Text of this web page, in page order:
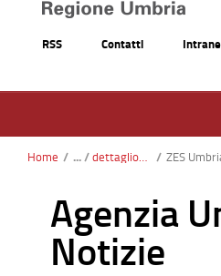
RSS Contatti
Home / dettaglionotizie / ZES
Agenzia
Notizie